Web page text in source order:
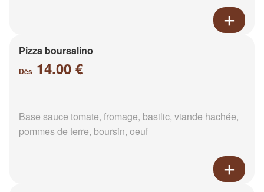
Pizza boursalino
Dès 14.00 €
Base sauce tomate, fromage, basilic, viande hachée,
pommes de terre, boursin, oeuf